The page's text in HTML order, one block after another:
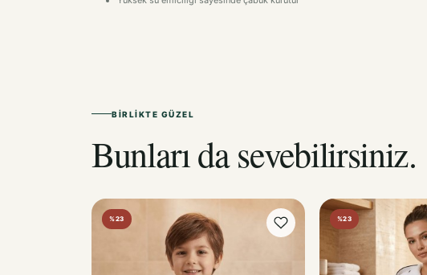
BIRLIKTE GÜZEL
Bunları da sevebilirsiniz.
%23 %23